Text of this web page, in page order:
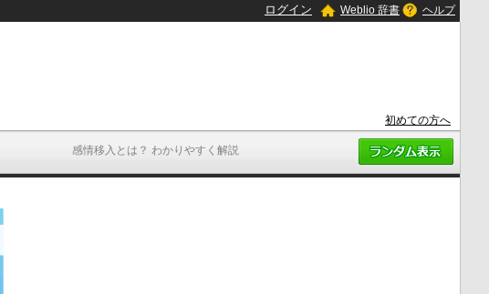
感情移入とは？ わかりやすく解説
ログイン Weblio 辞書 ヘルプ
初めての方へ